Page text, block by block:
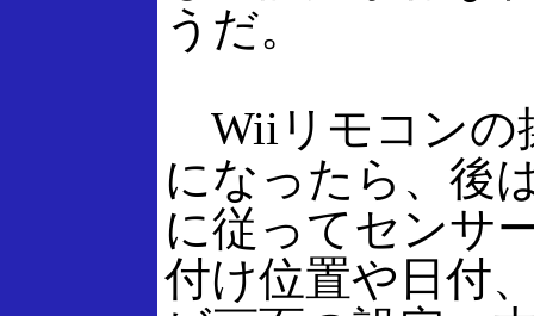
うだ。
Wiiリモコンの
になったら、後
に従ってセンサ
付け位置や日付